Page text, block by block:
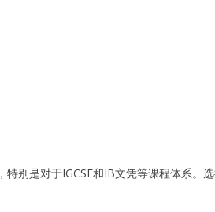
别是对于IGCSE和IB文凭等课程体系。